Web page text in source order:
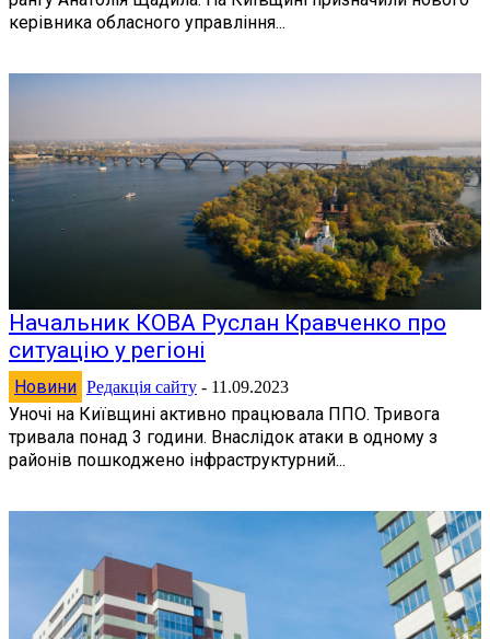
керівника обласного управління...
Начальник КОВА Руслан Кравченко про
ситуацію у регіоні
Новини Редакція сайту - 11.09.2023
Уночі на Київщині активно працювала ППО. Тривога
тривала понад 3 години. Внаслідок атаки в одному з
районів пошкоджено інфраструктурний...